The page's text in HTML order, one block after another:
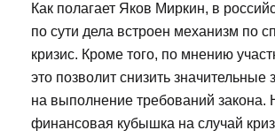
Как полагает Яков Миркин, в
по сути дела встроен механизм по
кризис. Кроме того, по мнению
это позволит снизить значительные
на выполнение требований закона.
финансовая кубышка на случай